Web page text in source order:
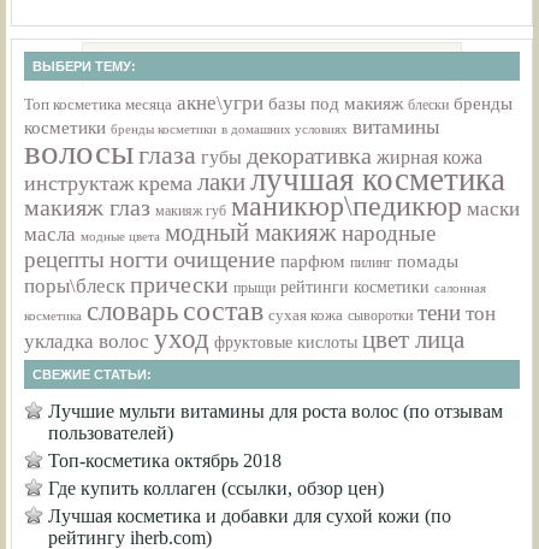
ВЫБЕРИ ТЕМУ:
Топ косметика месяца акне\угри базы под макияж блески бренды
косметики бренды косметики в домашних условиях витамины
волосыглаза губы декоративка жирная кожа
инструктаж крема лакилучшая косметика
макияж глаз макияж губ маникюр\педикюр маски
масла модные цвета модный макияж народные
рецепты ногти очищение парфюм пилинг помады
поры\блеск прически прыщи рейтинги косметики салонная
косметика словарьсостав сухая кожа сыворотки тени тон
укладка волос уход фруктовые кислоты цвет лица
СВЕЖИЕ СТАТЬИ:
Лучшие мульти витамины для роста волос (по отзывам
пользователей)
Топ-косметика октябрь 2018
Где купить коллаген (ссылки, обзор цен)
Лучшая косметика и добавки для сухой кожи (по
рейтингу iherb.com)